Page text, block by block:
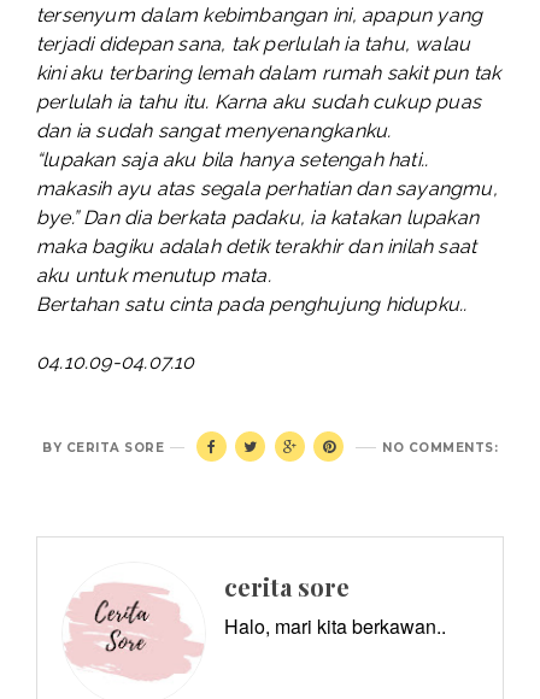
tersenyum dalam kebimbangan ini, apapun yang
terjadi didepan sana, tak perlulah ia tahu, walau
kini aku terbaring lemah dalam rumah sakit pun tak
perlulah ia tahu itu. Karna aku sudah cukup puas
dan ia sudah sangat menyenangkanku.
“lupakan saja aku bila hanya setengah hati..
makasih ayu atas segala perhatian dan sayangmu,
bye.” Dan dia berkata padaku, ia katakan lupakan
maka bagiku adalah detik terakhir dan inilah saat
aku untuk menutup mata.
Bertahan satu cinta pada penghujung hidupku..
04.10.09-04.07.10
NO COMMENTS:
BY CERITA SORE
cerita sore
Halo, mari kita berkawan..